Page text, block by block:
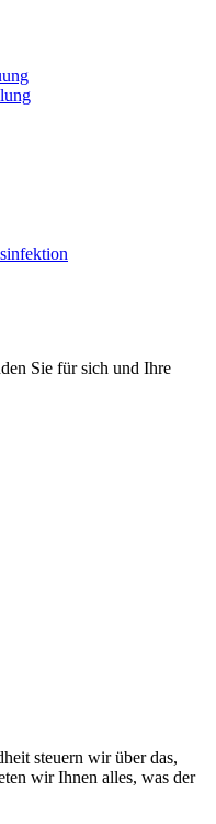
Sie für sich und Ihre
steuern wir über das,
wir Ihnen alles, was der